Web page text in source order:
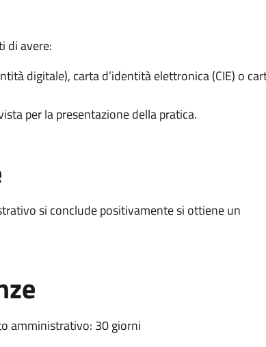
di avere:
digitale), carta d’identità elettronica (CIE) o
per la presentazione della pratica.
si conclude positivamente si ottiene un
amministrativo: 30 giorni